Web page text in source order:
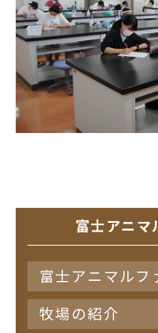
富士アニマ
富士アニマルフ
牧場の紹介